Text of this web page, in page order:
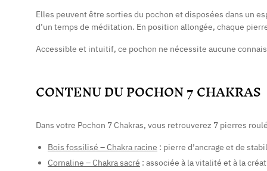
Elles peuvent être sorties du pochon et disposées dans un
d’un temps de méditation. En position allongée, chaque
Accessible et intuitif, ce pochon ne nécessite aucune
CONTENU DU POCHON 7 CHAKRAS
Dans votre Pochon 7 Chakras, vous retrouverez 7 pierres
Bois fossilisé – Chakra racine : pierre d’ancrage et de
Cornaline – Chakra sacré : associée à la vitalité et à la